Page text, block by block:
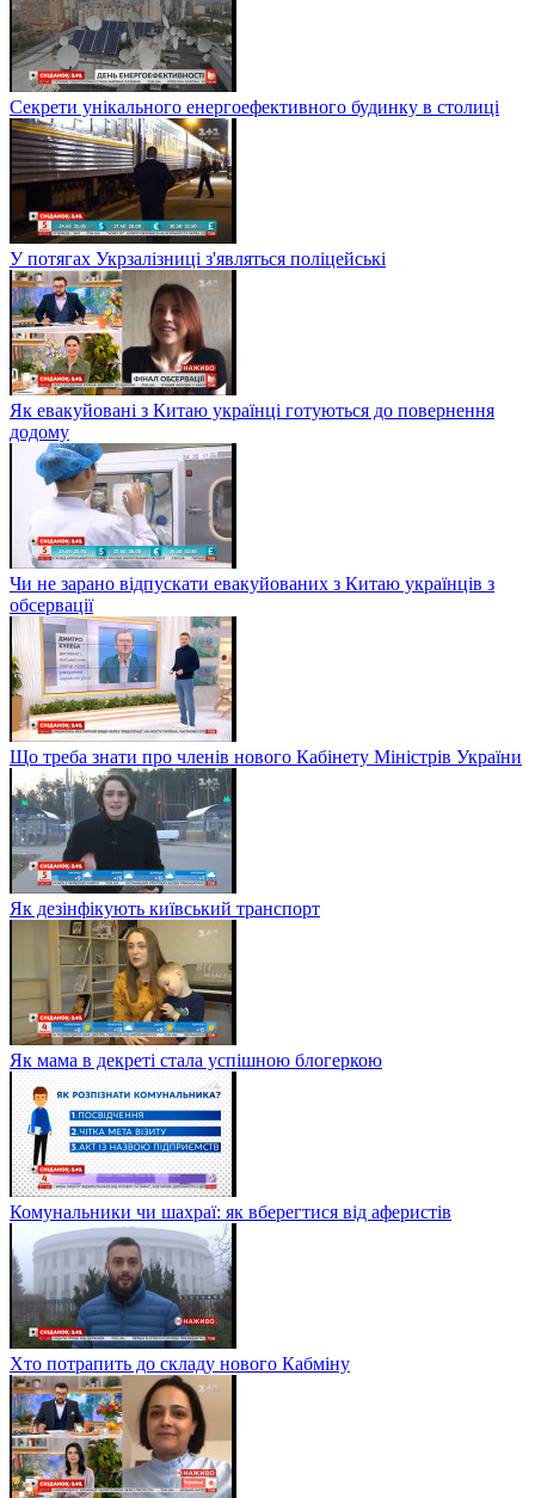
Секрети унікального енергоефективного будинку в столиці
У потягах Укрзалізниці з'являться поліцейські
Як евакуйовані з Китаю українці готуються до повернення
додому
Чи не зарано відпускати евакуйованих з Китаю українців з
обсервації
Що треба знати про членів нового Кабінету Міністрів України
Як дезінфікують київський транспорт
Як мама в декреті стала успішною блогеркою
Комунальники чи шахраї: як вберегтися від аферистів
Хто потрапить до складу нового Кабміну